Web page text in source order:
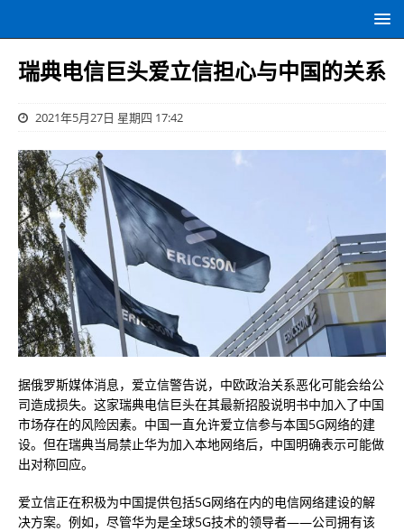
瑞典电信巨头爱立信担心与中国的关系
2021年5月27日 星期四 17:42
据俄罗斯媒体消息，爱立信警告说，中欧政治关系恶化可能会给公
司造成损失。这家瑞典电信巨头在其最新招股说明书中加入了中国
市场存在的风险因素。中国一直允许爱立信参与本国5G网络的建
设。但在瑞典当局禁止华为加入本地网络后，中国明确表示可能做
出对称回应。
爱立信正在积极为中国提供包括5G网络在内的电信网络建设的解
决方案。例如，尽管华为是全球5G技术的领导者——公司拥有该